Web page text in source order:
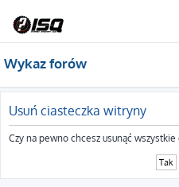
Wykaz forów
Usuń ciasteczka witryny
Czy na pewno chcesz usunąć